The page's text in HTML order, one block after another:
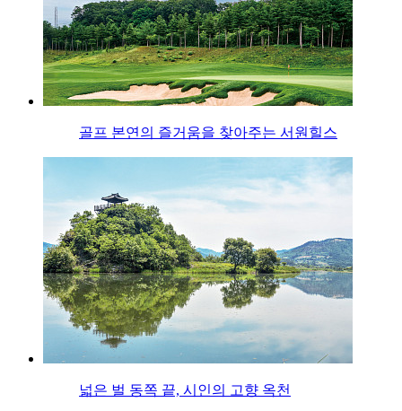
골프 본연의 즐거움을 찾아주는 서원힐스
넓은 벌 동쪽 끝, 시인의 고향 옥천